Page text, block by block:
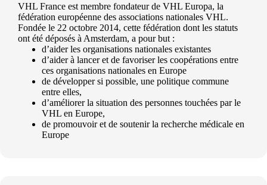
VHL France est membre fondateur de VHL Europa, la
fédération européenne des associations nationales VHL.
Fondée le 22 octobre 2014, cette fédération dont les statuts
ont été déposés à Amsterdam, a pour but :
d’aider les organisations nationales existantes
d’aider à lancer et de favoriser les coopérations entre
ces organisations nationales en Europe
de développer si possible, une politique commune
entre elles,
d’améliorer la situation des personnes touchées par le
VHL en Europe,
de promouvoir et de soutenir la recherche médicale en
Europe